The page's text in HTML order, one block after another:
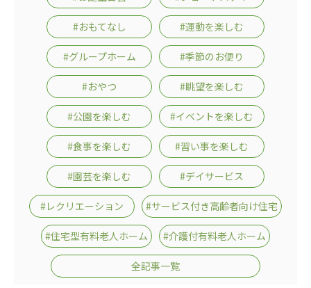
広州谷豊園
#おもてなし #運動を楽しむ
#グループホーム #季節のお便り
#おやつ #眺望を楽しむ
#公園を楽しむ #イベントを楽しむ
#食事を楽しむ #習い事を楽しむ
#園芸を楽しむ #デイサービス
#レクリエーション #サービス付き高齢者向け住宅
#住宅型有料老人ホーム #介護付有料老人ホーム
全記事一覧